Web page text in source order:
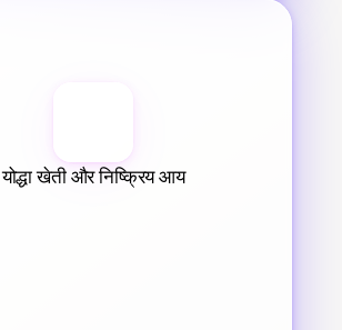
योद्धा खेती और निष्क्रिय आय